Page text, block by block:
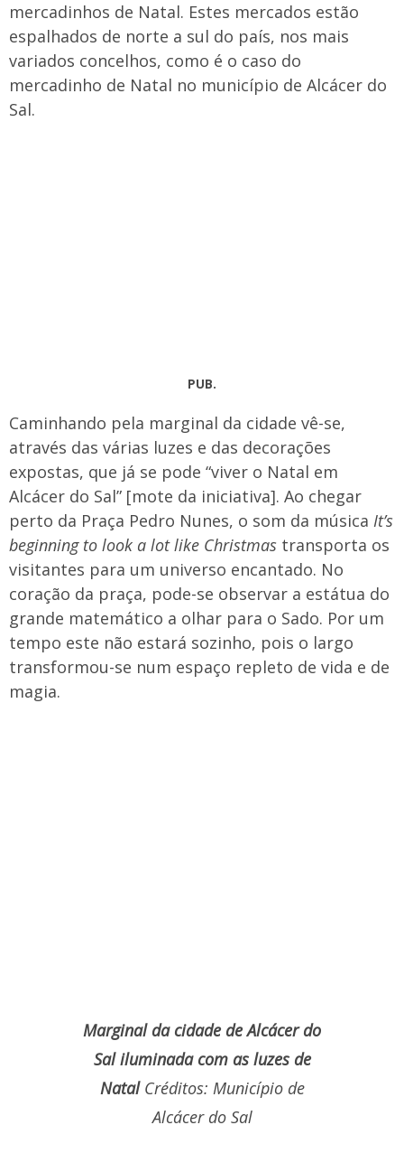
mercadinhos de Natal. Estes mercados estão
espalhados de norte a sul do país, nos mais
variados concelhos, como é o caso do
mercadinho de Natal no município de Alcácer do
Sal.
PUB.
Caminhando pela marginal da cidade vê-se,
através das várias luzes e das decorações
expostas, que já se pode “viver o Natal em
Alcácer do Sal” [mote da iniciativa]. Ao chegar
perto da Praça Pedro Nunes, o som da música It’s
beginning to look a lot like Christmas transporta os
visitantes para um universo encantado. No
coração da praça, pode-se observar a estátua do
grande matemático a olhar para o Sado. Por um
tempo este não estará sozinho, pois o largo
transformou-se num espaço repleto de vida e de
magia.
Marginal da cidade de Alcácer do
Sal iluminada com as luzes de
NatalCréditos: Município de
Alcácer do Sal